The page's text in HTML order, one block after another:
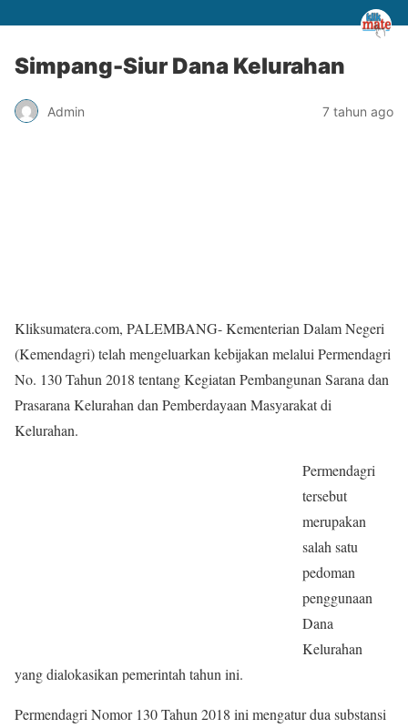
Simpang-Siur Dana Kelurahan
Admin 7 tahun ago
Kliksumatera.com, PALEMBANG- Kementerian Dalam Negeri
(Kemendagri) telah mengeluarkan kebijakan melalui Permendagri
No. 130 Tahun 2018 tentang Kegiatan Pembangunan Sarana dan
Prasarana Kelurahan dan Pemberdayaan Masyarakat di
Kelurahan.
Permendagri
tersebut
merupakan
salah satu
pedoman
penggunaan
Dana
Kelurahan
yang dialokasikan pemerintah tahun ini.
Permendagri Nomor 130 Tahun 2018 ini mengatur dua substansi